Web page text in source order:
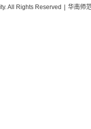
All Rights Reserved
华南师